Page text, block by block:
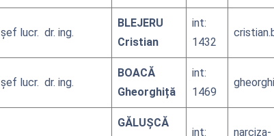
şef lucr. dr. ing.
BLEJERU
Cristian
int:
1432
şef lucr. dr. ing.
BOACĂ
Gheorghiță
int:
1469
GĂLUŞCĂ
int: narciza-